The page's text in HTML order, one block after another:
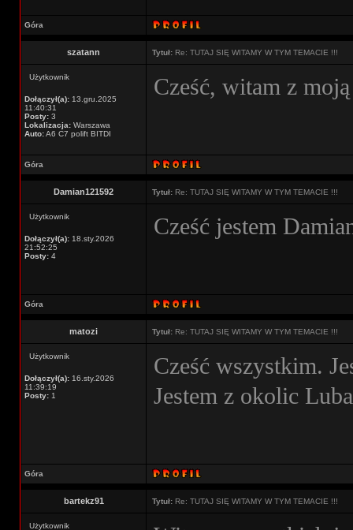
Góra
szatann Tytuł: Re: TUTAJ SIĘ WITAMY W TYM TEMACIE !!!
Użytkownik
Dołączył(a): 13.gru.2025
11:40:31
Posty: 3
Lokalizacja: Warszawa
Auto:A6 C7 polift BITDI
Cześć, witam z
Góra
Damian121592 Tytuł: Re: TUTAJ SIĘ WITAMY W TYM TEMACIE !!!
Użytkownik
Dołączył(a): 18.sty.2026
21:52:25
Posty: 4
Cześć jestem
Góra
matozi Tytuł: Re: TUTAJ SIĘ WITAMY W TYM TEMACIE !!!
Użytkownik
Dołączył(a): 16.sty.2026
11:39:19
Posty: 1
Cześć wszystkim.
Jestem z okolic
Góra
bartekz91 Tytuł: Re: TUTAJ SIĘ WITAMY W TYM TEMACIE !!!
Użytkownik